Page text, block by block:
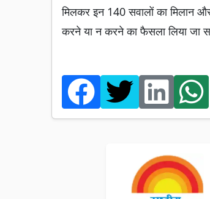
मिलकर इन 140 सवालों का मिलान
करने या न करने का फैसला लिया जा